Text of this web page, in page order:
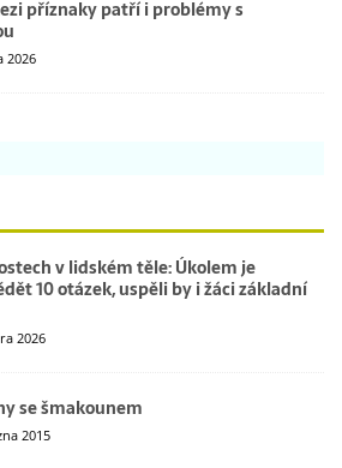
příznaky patří i problémy s
2026
v lidském těle: Úkolem je
10 otázek, uspěli by i žáci základní
2026
se šmakounem
2015